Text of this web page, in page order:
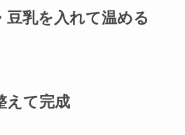
豆乳を入れて温める
えて完成